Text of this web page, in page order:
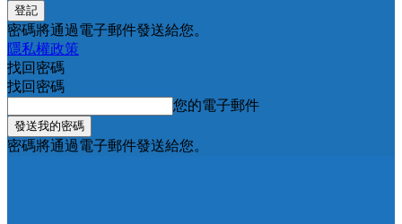
密碼將通過電子郵件發送給您。
隱私權政策
找回密碼
找回密碼
您的電子郵件
密碼將通過電子郵件發送給您。